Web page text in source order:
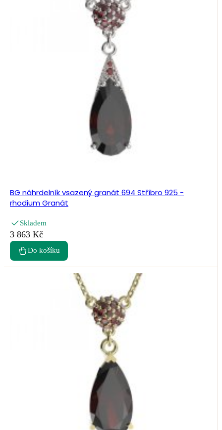
BG náhrdelník vsazený granát 694 Stříbro 925 -
rhodium Granát
Skladem
3 863 Kč
Do košíku